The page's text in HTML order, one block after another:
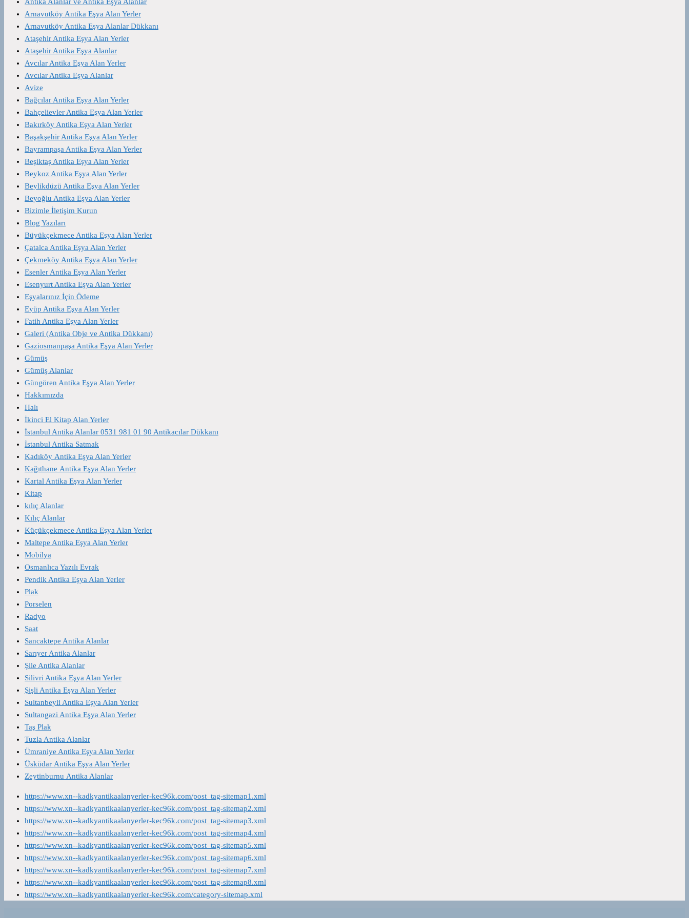
Arnavutköy Antika Eşya Alan Yerler
Arnavutköy Antika Eşya Alanlar Dükkanı
Ataşehir Antika Eşya Alan Yerler
Ataşehir Antika Eşya Alanlar
Avcılar Antika Eşya Alan Yerler
Avcılar Antika Eşya Alanlar
Avize
Bağcılar Antika Eşya Alan Yerler
Bahçelievler Antika Eşya Alan Yerler
Bakırköy Antika Eşya Alan Yerler
Başakşehir Antika Eşya Alan Yerler
Bayrampaşa Antika Eşya Alan Yerler
Beşiktaş Antika Eşya Alan Yerler
Beykoz Antika Eşya Alan Yerler
Beylikdüzü Antika Eşya Alan Yerler
Beyoğlu Antika Eşya Alan Yerler
Bizimle İletişim Kurun
Blog Yazıları
Büyükçekmece Antika Eşya Alan Yerler
Çatalca Antika Eşya Alan Yerler
Çekmeköy Antika Eşya Alan Yerler
Esenler Antika Eşya Alan Yerler
Esenyurt Antika Eşya Alan Yerler
Eşyalarınız İçin Ödeme
Eyüp Antika Eşya Alan Yerler
Fatih Antika Eşya Alan Yerler
Galeri (Antika Obje ve Antika Dükkanı)
Gaziosmanpaşa Antika Eşya Alan Yerler
Gümüş
Gümüş Alanlar
Güngören Antika Eşya Alan Yerler
Hakkımızda
Halı
İkinci El Kitap Alan Yerler
İstanbul Antika Alanlar 0531 981 01 90 Antikacılar Dükkanı
İstanbul Antika Satmak
Kadıköy Antika Eşya Alan Yerler
Kağıthane Antika Eşya Alan Yerler
Kartal Antika Eşya Alan Yerler
Kitap
kılıç Alanlar
Kılıç Alanlar
Küçükçekmece Antika Eşya Alan Yerler
Maltepe Antika Eşya Alan Yerler
Mobilya
Osmanlıca Yazılı Evrak
Pendik Antika Eşya Alan Yerler
Plak
Porselen
Radyo
Saat
Sancaktepe Antika Alanlar
Sarıyer Antika Alanlar
Şile Antika Alanlar
Silivri Antika Eşya Alan Yerler
Şişli Antika Eşya Alan Yerler
Sultanbeyli Antika Eşya Alan Yerler
Sultangazi Antika Eşya Alan Yerler
Taş Plak
Tuzla Antika Alanlar
Ümraniye Antika Eşya Alan Yerler
Üsküdar Antika Eşya Alan Yerler
Zeytinburnu Antika Alanlar
https://www.xn--kadkyantikaalanyerler-kec96k.com/post_tag-sitemap1.xml
https://www.xn--kadkyantikaalanyerler-kec96k.com/post_tag-sitemap2.xml
https://www.xn--kadkyantikaalanyerler-kec96k.com/post_tag-sitemap3.xml
https://www.xn--kadkyantikaalanyerler-kec96k.com/post_tag-sitemap4.xml
https://www.xn--kadkyantikaalanyerler-kec96k.com/post_tag-sitemap5.xml
https://www.xn--kadkyantikaalanyerler-kec96k.com/post_tag-sitemap6.xml
https://www.xn--kadkyantikaalanyerler-kec96k.com/post_tag-sitemap7.xml
https://www.xn--kadkyantikaalanyerler-kec96k.com/post_tag-sitemap8.xml
https://www.xn--kadkyantikaalanyerler-kec96k.com/category-sitemap.xml